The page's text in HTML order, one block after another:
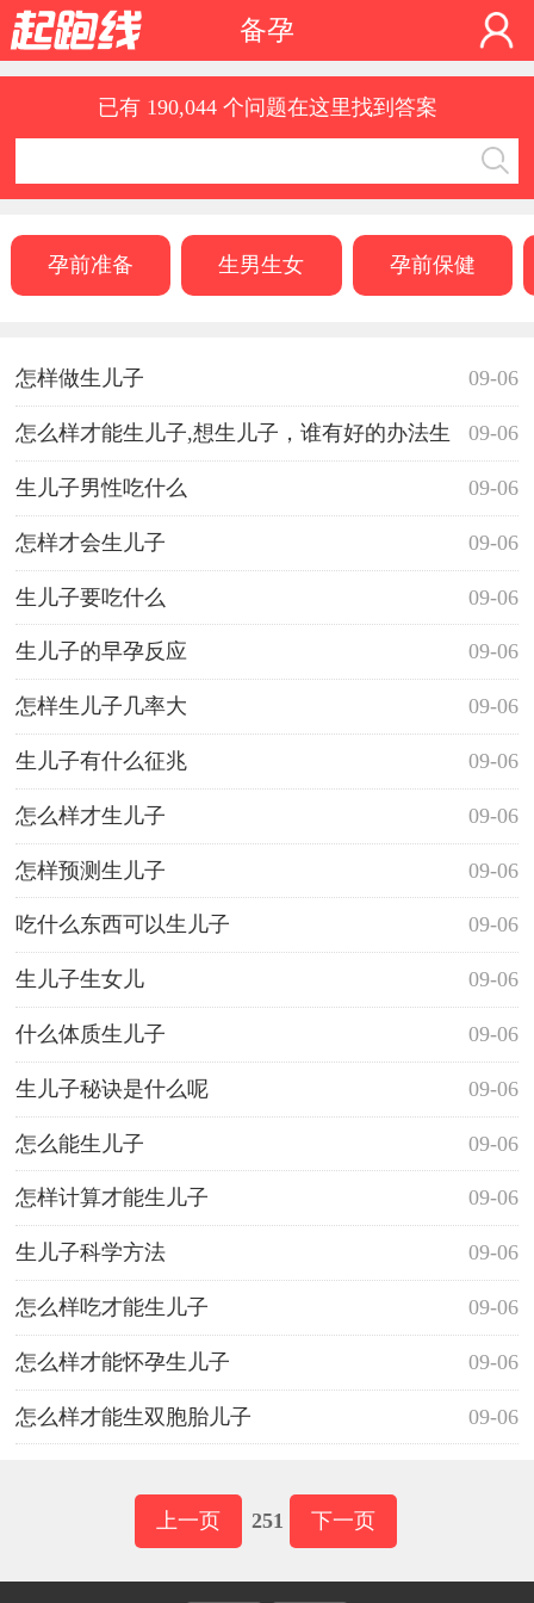
备孕
已有 190,044 个问题在这里找到答案
孕前准备 生男生女 孕前保健
09-06
怎样做生儿子
09-06
怎么样才能生儿子,想生儿子，谁有好的办法生
儿子呀！ 09-06
生儿子男性吃什么
09-06
怎样才会生儿子
09-06
生儿子要吃什么
09-06
生儿子的早孕反应
09-06
怎样生儿子几率大
09-06
生儿子有什么征兆
09-06
怎么样才生儿子
09-06
怎样预测生儿子
09-06
吃什么东西可以生儿子
09-06
生儿子生女儿
09-06
什么体质生儿子
09-06
生儿子秘诀是什么呢
09-06
怎么能生儿子
09-06
怎样计算才能生儿子
09-06
生儿子科学方法
09-06
怎么样吃才能生儿子
09-06
怎么样才能怀孕生儿子
09-06
怎么样才能生双胞胎儿子
上一页 251 下一页